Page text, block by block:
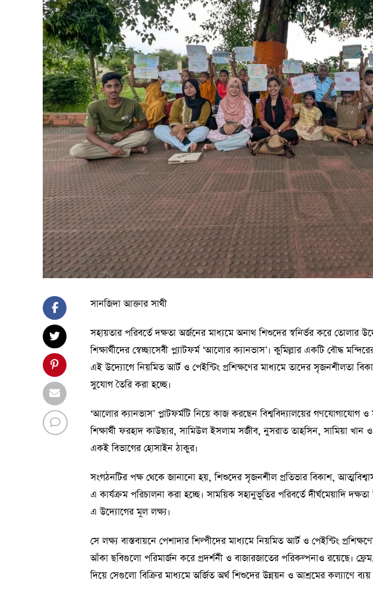
সানজিদা আক্তার সাথী
সহায়তার পরিবর্তে দক্ষতা অর্জনের মাধ্যমে অনাথ শিশুদের স্বনির্ভর করে তোলার
শিক্ষার্থীদের স্বেচ্ছাসেবী প্ল্যাটফর্ম ‘আলোর ক্যানভাস’। কুমিল্লার একটি বৌদ্ধ
এই উদ্যোগে নিয়মিত আর্ট ও পেইন্টিং প্রশিক্ষণের মাধ্যমে তাদের সৃজনশীলতা
সুযোগ তৈরি করা হচ্ছে।
‘আলোর ক্যানভাস’ প্লাটফর্মটি নিয়ে কাজ করছেন বিশ্ববিদ্যালয়ের গণযোগাযোগ ও
শিক্ষার্থী ফরহাদ কাউছার, সামিউল ইসলাম সজীব, নুসরাত তাহসিন, সামিয়া
একই বিভাগের হোসাইন ঠাকুর।
সংগঠনটির পক্ষ থেকে জানানো হয়, শিশুদের সৃজনশীল প্রতিভার বিকাশ,
এ কার্যক্রম পরিচালনা করা হচ্ছে। সাময়িক সহানুভূতির পরিবর্তে দীর্ঘমেয়াদি
এ উদ্যোগের মূল লক্ষ্য।
সে লক্ষ্য বাস্তবায়নে পেশাদার শিল্পীদের মাধ্যমে নিয়মিত আর্ট ও পেইন্টিং
আঁকা ছবিগুলো পরিমার্জন করে প্রদর্শনী ও বাজারজাতের পরিকল্পনাও রয়েছে।
দিয়ে সেগুলো বিক্রির মাধ্যমে অর্জিত অর্থ শিশুদের উন্নয়ন ও আশ্রমের কল্যাণে